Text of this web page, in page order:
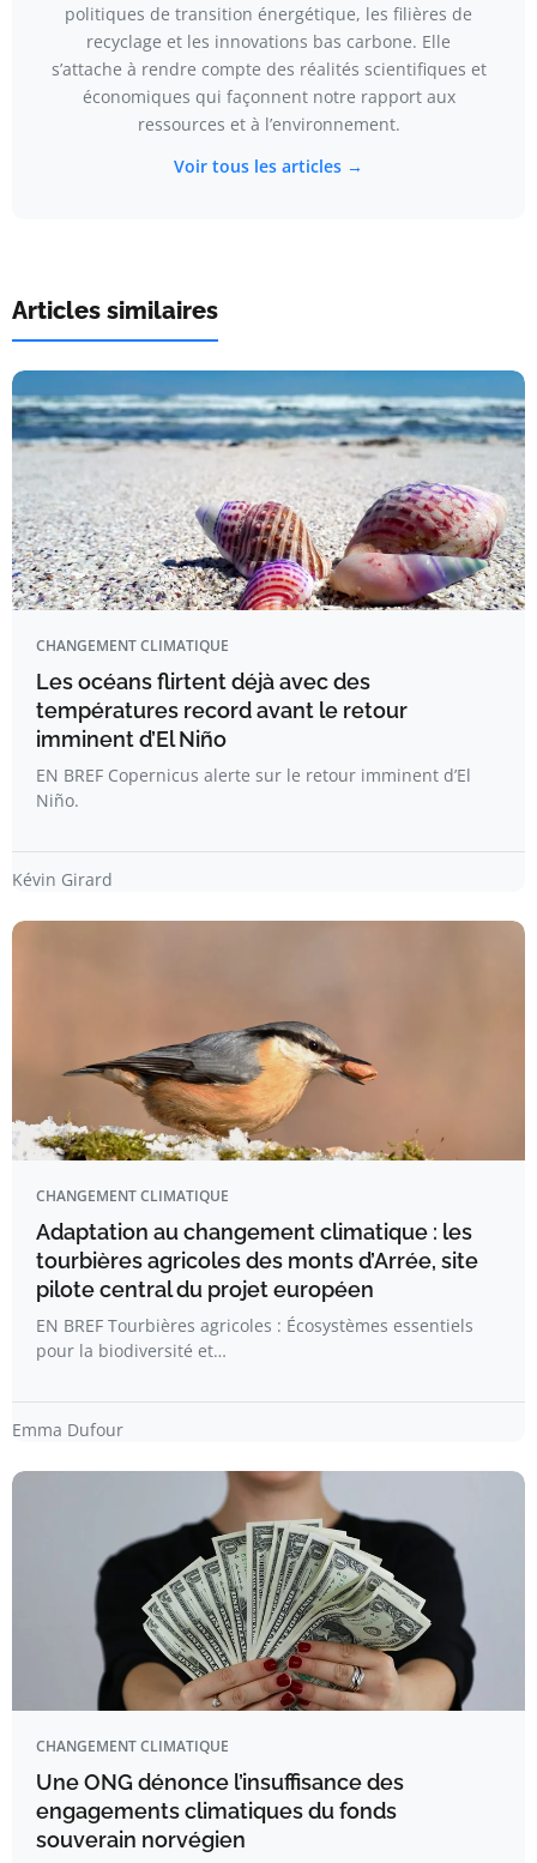
politiques de transition énergétique, les filières de
recyclage et les innovations bas carbone. Elle
s’attache à rendre compte des réalités scientifiques et
économiques qui façonnent notre rapport aux
ressources et à l’environnement.
Voir tous les articles →
Articles similaires
CHANGEMENT CLIMATIQUE
Les océans flirtent déjà avec des
températures record avant le retour
imminent d’El Niño
EN BREF Copernicus alerte sur le retour imminent d’El
Niño.
Kévin Girard
CHANGEMENT CLIMATIQUE
Adaptation au changement climatique : les
tourbières agricoles des monts d’Arrée, site
pilote central du projet européen
EN BREF Tourbières agricoles : Écosystèmes essentiels
pour la biodiversité et…
Emma Dufour
CHANGEMENT CLIMATIQUE
Une ONG dénonce l’insuffisance des
engagements climatiques du fonds
souverain norvégien